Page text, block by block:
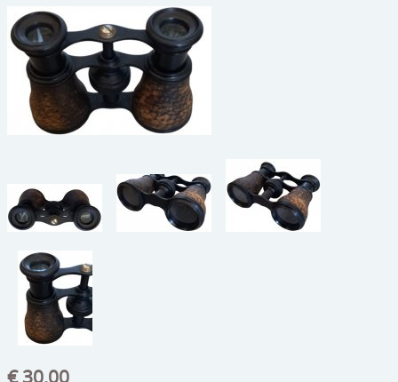
meubels
reclamevoorwerpen/merken
curiosa
porselein/aardewerk
juwelen/horloges/brillen
medailles/munten/bankbiljetten
ets/tekening/litho/gravure
glaswerk
CONTACT
€ 30,00